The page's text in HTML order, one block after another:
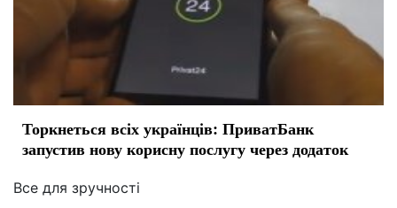
Торкнеться всіх українців: ПриватБанк
запустив нову корисну послугу через додаток
Все для зручності